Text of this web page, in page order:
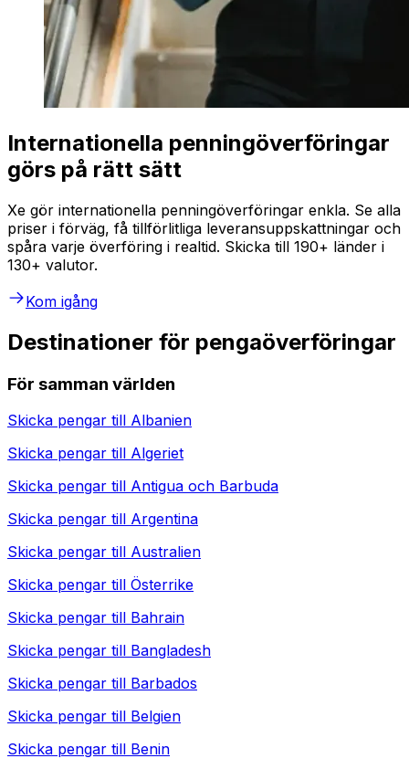
Internationella penningöverföringar
görs på rätt sätt
Xe gör internationella penningöverföringar enkla. Se alla
priser i förväg, få tillförlitliga leveransuppskattningar och
spåra varje överföring i realtid. Skicka till 190+ länder i
130+ valutor.
Kom igång
Destinationer för pengaöverföringar
För samman världen
Skicka pengar till Albanien
Skicka pengar till Algeriet
Skicka pengar till Antigua och Barbuda
Skicka pengar till Argentina
Skicka pengar till Australien
Skicka pengar till Österrike
Skicka pengar till Bahrain
Skicka pengar till Bangladesh
Skicka pengar till Barbados
Skicka pengar till Belgien
Skicka pengar till Benin